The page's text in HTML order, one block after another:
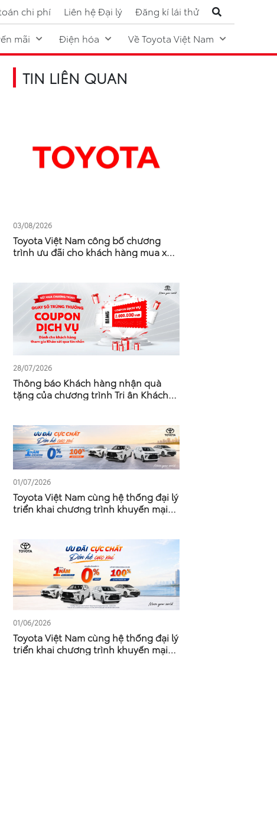
chi phí Liên hệ Đại lý
Đăng kí lái thử
mãi Điện hóa Về Toyota Việt Nam
TIN LIÊN QUAN
03/08/2026
Toyota Việt Nam công bố chương
trình ưu đãi cho khách hàng mua xe
28/07/2026
Thông báo Khách hàng nhận quà
tặng của chương trình Tri ân Khách
01/07/2026
Toyota Việt Nam cùng hệ thống đại lý
triển khai chương trình khuyến mại
01/06/2026
Toyota Việt Nam cùng hệ thống đại lý
triển khai chương trình khuyến mại